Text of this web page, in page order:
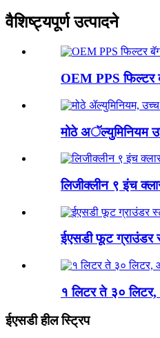
वैशिष्ट्यपूर्ण उत्पादने
OEM PPS फिल्टर
मोठे अॅल्युमिनियम
लिजीक्लीन ९ इंच
ईएसडी फूट ग्राउंडर
१ लिटर ते ३० लिटर,
ईएसडी हील स्ट्रिप